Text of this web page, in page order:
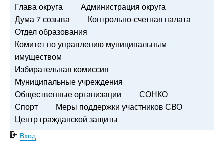
Глава округа
Администрация округа
Дума 7 созыва
Контрольно-счетная палата
Отдел образования
Комитет по управлению муниципальным
имуществом
Избирательная комиссия
Муниципальные учреждения
Общественные организации
СОНКО
Спорт
Меры поддержки участников СВО
Центр гражданской защиты
Вход